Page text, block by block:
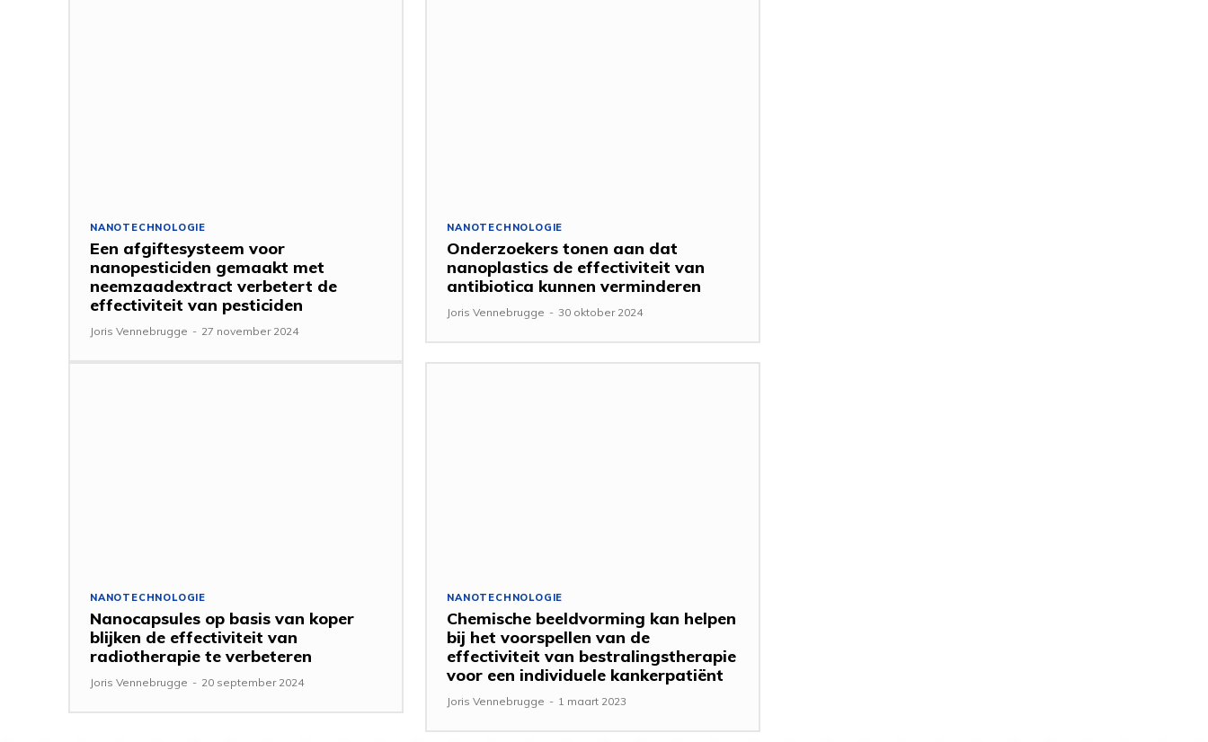
NANOTECHNOLOGIE
Een afgiftesysteem voor
nanopesticiden gemaakt met
neemzaadextract verbetert de
effectiviteit van pesticiden
Joris Vennebrugge - 27 november 2024
NANOTECHNOLOGIE
Onderzoekers tonen aan dat
nanoplastics de effectiviteit van
antibiotica kunnen verminderen
Joris Vennebrugge - 30 oktober 2024
NANOTECHNOLOGIE
Nanocapsules op basis van koper
blijken de effectiviteit van
radiotherapie te verbeteren
Joris Vennebrugge - 20 september 2024
NANOTECHNOLOGIE
Chemische beeldvorming kan helpen
bij het voorspellen van de
effectiviteit van bestralingstherapie
voor een individuele kankerpatiënt
Joris Vennebrugge - 1 maart 2023